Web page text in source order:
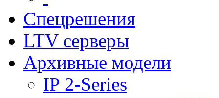
Спецрешения
LTV серверы
Архивные модели
IP 2-Series